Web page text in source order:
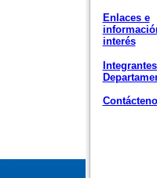
Enlaces e
interés